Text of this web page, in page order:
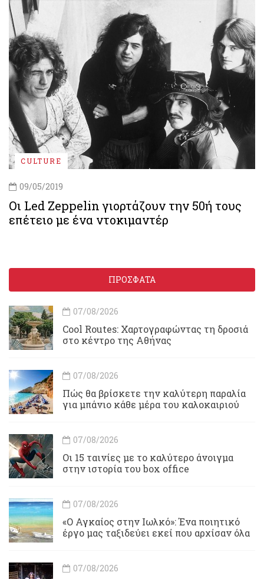
CULTURE
09/05/2019
Οι Led Zeppelin γιορτάζουν την 50ή τους
επέτειο με ένα ντοκιμαντέρ
ΠΡΟΣΦΑΤΑ
07/08/2026
Cool Routes: Χαρτογραφώντας τη δροσιά
στο κέντρο της Αθήνας
07/08/2026
Πώς θα βρίσκετε την καλύτερη παραλία
για μπάνιο κάθε μέρα του καλοκαιριού
07/08/2026
Οι 15 ταινίες με το καλύτερο άνοιγμα
στην ιστορία του box office
07/08/2026
«Ο Αγκαίος στην Ιωλκό»: Ένα ποιητικό
έργο μας ταξιδεύει εκεί που αρχίσαν όλα
07/08/2026